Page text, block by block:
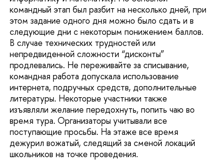
командный этап был разбит на несколько дней, при
этом задание одного дня можно было сдать и в
следующие дни с некоторым понижением баллов.
В случае технических трудностей или
непредвиденной сложности “дисконты”
продлевались. Не переживайте за списывание,
командная работа допускала использование
интернета, подручных средств, дополнительные
литературы. Некоторые участники также
изъявляли желание передохнуть, попить чаю во
время тура. Организаторы учитывали все
поступающие просьбы. На этаже все время
дежурил вожатый, следящий за сменой локаций
школьников на точке проведения.